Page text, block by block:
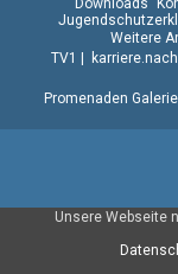
Unsere Webseite
Downloads
Weitere
TV1
Promenaden